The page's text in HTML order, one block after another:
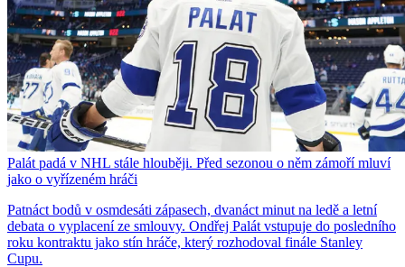
Palát padá v NHL stále hlouběji. Před sezonou o něm zámoří mluví
jako o vyřízeném hráči
Patnáct bodů v osmdesáti zápasech, dvanáct minut na ledě a letní
debata o vyplacení ze smlouvy. Ondřej Palát vstupuje do posledního
roku kontraktu jako stín hráče, který rozhodoval finále Stanley
Cupu.